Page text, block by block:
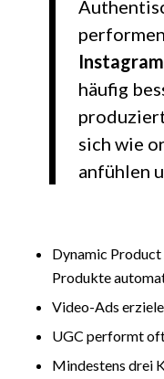
häufig
sich wie
anfühlen
Dynamic Product
Produkte
Video-Ads
UGC performt
Mindestens drei